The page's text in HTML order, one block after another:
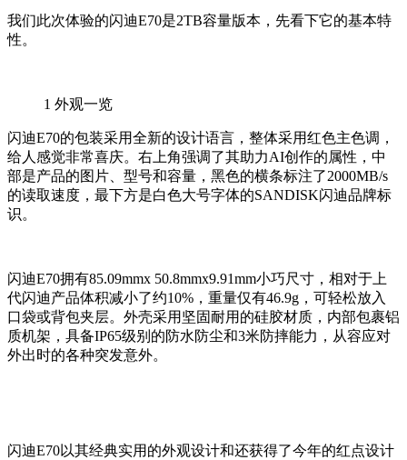
我们此次体验的闪迪E70是2TB容量版本，先看下它的基本特
性。
1 外观一览
闪迪E70的包装采用全新的设计语言，整体采用红色主色调，
给人感觉非常喜庆。右上角强调了其助力AI创作的属性，中
部是产品的图片、型号和容量，黑色的横条标注了2000MB/s
的读取速度，最下方是白色大号字体的SANDISK闪迪品牌标
识。
闪迪E70拥有85.09mmx 50.8mmx9.91mm小巧尺寸，相对于上
代闪迪产品体积减小了约10%，重量仅有46.9g，可轻松放入
口袋或背包夹层。外壳采用坚固耐用的硅胶材质，内部包裹铝
质机架，具备IP65级别的防水防尘和3米防摔能力，从容应对
外出时的各种突发意外。
闪迪E70以其经典实用的外观设计和还获得了今年的红点设计